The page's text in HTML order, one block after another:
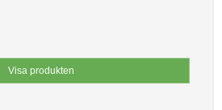
Visa produkten